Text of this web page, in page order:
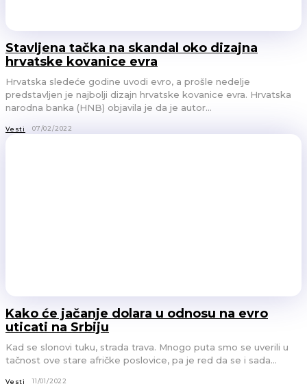
Stavljena tačka na skandal oko dizajna
hrvatske kovanice evra
Hrvatska sledeće godine uvodi evro, a prošle nedelje
predstavljen je najbolji dizajn hrvatske kovanice evra. Hrvatska
narodna banka (HNB) objavila je da je autor...
Vesti 07/02/2022
Kako će jačanje dolara u odnosu na evro
uticati na Srbiju
Kad se slonovi tuku, strada trava. Mnogo puta smo se uverili u
tačnost ove stare afričke poslovice, pa je red da se i sada...
Vesti 11/01/2022